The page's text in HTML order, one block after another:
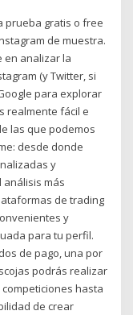
prueba gratis o free
de muestra.
en analizar la
(y Twitter, si
para explorar
realmente fácil e
las que podemos
desde donde
y
análisis más
de trading
y
para tu perfil.
de pago, una por
podrás realizar
hasta
de crear